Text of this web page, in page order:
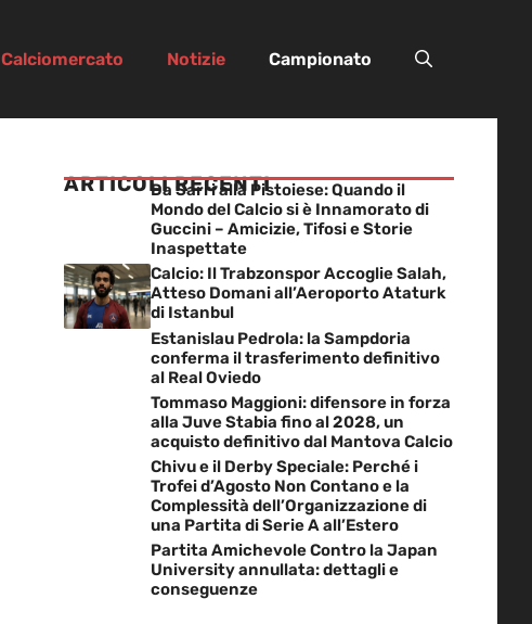
Calciomercato Notizie Campionato
ARTICOLI RECENTI
Da Sarri alla Pistoiese: Quando il
Mondo del Calcio si è Innamorato di
Guccini – Amicizie, Tifosi e Storie
Inaspettate
Calcio: Il Trabzonspor Accoglie Salah,
Atteso Domani all’Aeroporto Ataturk
di Istanbul
Estanislau Pedrola: la Sampdoria
conferma il trasferimento definitivo
al Real Oviedo
Tommaso Maggioni: difensore in forza
alla Juve Stabia fino al 2028, un
acquisto definitivo dal Mantova Calcio
Chivu e il Derby Speciale: Perché i
Trofei d’Agosto Non Contano e la
Complessità dell’Organizzazione di
una Partita di Serie A all’Estero
Partita Amichevole Contro la Japan
University annullata: dettagli e
conseguenze